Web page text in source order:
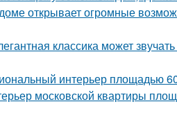
открывает огромные
классика может
интерьер площадью
московской квартиры